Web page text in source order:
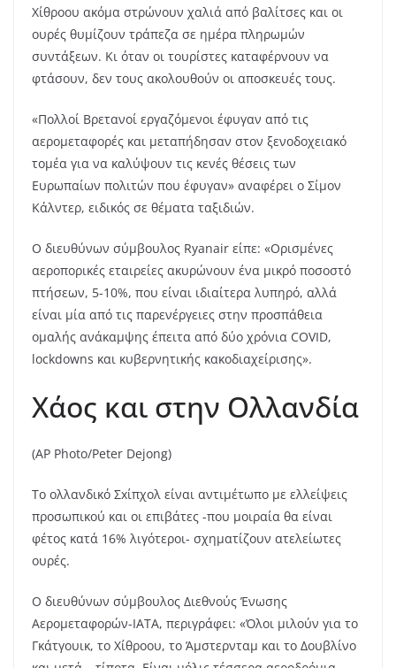
Χίθροου ακόμα στρώνουν χαλιά από βαλίτσες και οι
ουρές θυμίζουν τράπεζα σε ημέρα πληρωμών
συντάξεων. Κι όταν οι τουρίστες καταφέρνουν να
φτάσουν, δεν τους ακολουθούν οι αποσκευές τους.
«Πολλοί Βρετανοί εργαζόμενοι έφυγαν από τις
αερομεταφορές και μεταπήδησαν στον ξενοδοχειακό
τομέα για να καλύψουν τις κενές θέσεις των
Ευρωπαίων πολιτών που έφυγαν» αναφέρει ο Σίμον
Κάλντερ, ειδικός σε θέματα ταξιδιών.
Ο διευθύνων σύμβουλος Ryanair είπε: «Ορισμένες
αεροπορικές εταιρείες ακυρώνουν ένα μικρό ποσοστό
πτήσεων, 5-10%, που είναι ιδιαίτερα λυπηρό, αλλά
είναι μία από τις παρενέργειες στην προσπάθεια
ομαλής ανάκαμψης έπειτα από δύο χρόνια COVID,
lockdowns και κυβερνητικής κακοδιαχείρισης».
Χάος και στην Ολλανδία
(AP Photo/Peter Dejong)
Τo ολλανδικό Σxίπχολ είναι αντιμέτωπο με ελλείψεις
προσωπικού και οι επιβάτες -που μοιραία θα είναι
φέτος κατά 16% λιγότεροι- σχηματίζουν ατελείωτες
ουρές.
Ο διευθύνων σύμβουλος Διεθνούς Ένωσης
Αερομεταφορών-ΙΑΤΑ, περιγράφει: «Όλοι μιλούν για το
Γκάτγουικ, το Χίθροου, το Άμστερνταμ και το Δουβλίνο